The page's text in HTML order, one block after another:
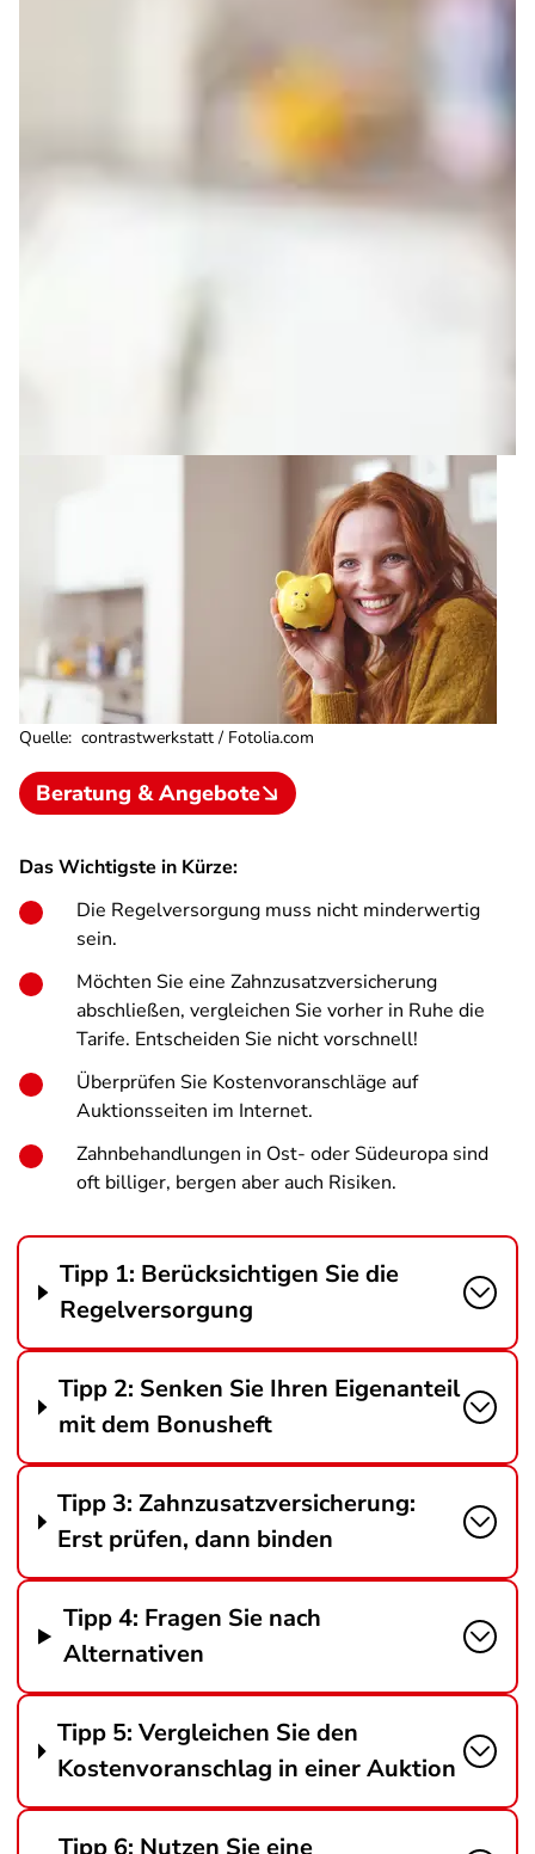
Quelle: contrastwerkstatt / Fotolia.com
Beratung & Angebote
Das Wichtigste in Kürze:
Die Regelversorgung muss nicht minderwertig
sein.
Möchten Sie eine Zahnzusatzversicherung
abschließen, vergleichen Sie vorher in Ruhe die
Tarife. Entscheiden Sie nicht vorschnell!
Überprüfen Sie Kostenvoranschläge auf
Auktionsseiten im Internet.
Zahnbehandlungen in Ost- oder Südeuropa sind
oft billiger, bergen aber auch Risiken.
Tipp 1: Berücksichtigen Sie die
Regelversorgung
Tipp 2: Senken Sie Ihren Eigenanteil
mit dem Bonusheft
Tipp 3: Zahnzusatzversicherung:
Erst prüfen, dann binden
Tipp 4: Fragen Sie nach
Alternativen
Tipp 5: Vergleichen Sie den
Kostenvoranschlag in einer Auktion
Tipp 6: Nutzen Sie eine